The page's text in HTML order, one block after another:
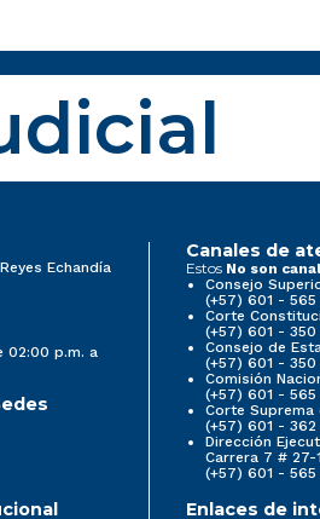
Echandía
02:00 p.m. a
Canales de
Estos No son
Consejo
(+57) 601 - 565
Corte
(+57) 601 - 350
Consejo de
(+57) 601 -
Comisión
(+57) 601 - 565
Corte Suprema
(+57) 601 - 362
Dirección
Carrera 7 # 27-
(+57) 601 - 565
Enlaces de